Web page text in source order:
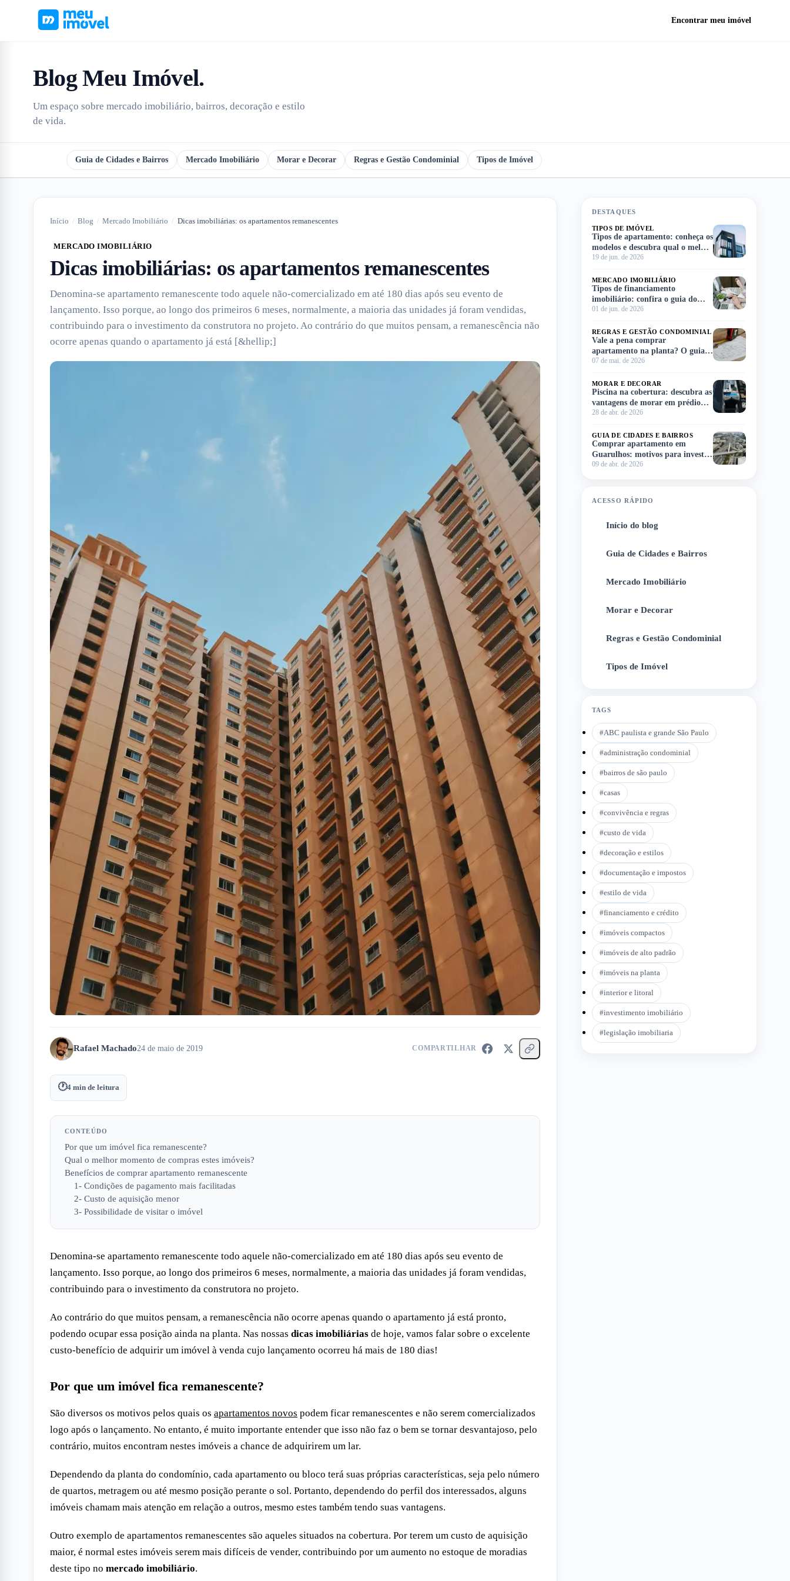
Encontrar meu imóvel
Blog Meu Imóvel.
Um espaço sobre mercado imobiliário, bairros, decoração e estilo
de vida.
Guia de Cidades e Bairros Mercado Imobiliário Morar e Decorar Regras e Gestão Condominial Tipos de Imóvel
Início / Blog / Mercado Imobiliário / Dicas imobiliárias: os apartamentos remanescentes
MERCADO IMOBILIÁRIO
Dicas imobiliárias: os apartamentos remanescentes
Denomina-se apartamento remanescente todo aquele não-comercializado em até 180 dias após seu evento de
lançamento. Isso porque, ao longo dos primeiros 6 meses, normalmente, a maioria das unidades já foram vendidas,
contribuindo para o investimento da construtora no projeto. Ao contrário do que muitos pensam, a remanescência não
ocorre apenas quando o apartamento já está [&hellip;]
Rafael Machado24 de maio de 2019 COMPARTILHAR
🕐4 min de leitura
CONTEÚDO
Por que um imóvel fica remanescente?
Qual o melhor momento de compras estes imóveis?
Benefícios de comprar apartamento remanescente
1- Condições de pagamento mais facilitadas
2- Custo de aquisição menor
3- Possibilidade de visitar o imóvel
Denomina-se apartamento remanescente todo aquele não-comercializado em até 180 dias após seu evento de
lançamento. Isso porque, ao longo dos primeiros 6 meses, normalmente, a maioria das unidades já foram vendidas,
contribuindo para o investimento da construtora no projeto.
Ao contrário do que muitos pensam, a remanescência não ocorre apenas quando o apartamento já está pronto,
podendo ocupar essa posição ainda na planta. Nas nossas dicas imobiliárias de hoje, vamos falar sobre o excelente
custo-benefício de adquirir um imóvel à venda cujo lançamento ocorreu há mais de 180 dias!
Por que um imóvel fica remanescente?
São diversos os motivos pelos quais os apartamentos novos podem ficar remanescentes e não serem comercializados
logo após o lançamento. No entanto, é muito importante entender que isso não faz o bem se tornar desvantajoso, pelo
contrário, muitos encontram nestes imóveis a chance de adquirirem um lar.
Dependendo da planta do condomínio, cada apartamento ou bloco terá suas próprias características, seja pelo número
de quartos, metragem ou até mesmo posição perante o sol. Portanto, dependendo do perfil dos interessados, alguns
imóveis chamam mais atenção em relação a outros, mesmo estes também tendo suas vantagens.
Outro exemplo de apartamentos remanescentes são aqueles situados na cobertura. Por terem um custo de aquisição
maior, é normal estes imóveis serem mais difíceis de vender, contribuindo por um aumento no estoque de moradias
deste tipo no mercado imobiliário.
DESTAQUES
TIPOS DE IMÓVEL
Tipos de apartamento: conheça os
modelos e descubra qual o melhor
para você
19 de jun. de 2026
MERCADO IMOBILIÁRIO
Tipos de financiamento
imobiliário: confira o guia do
Meu Imóvel e escolha o ideal para
01 de jun. de 2026
REGRAS E GESTÃO CONDOMINIAL
Vale a pena comprar
apartamento na planta? O guia
completo para você decidir sem
07 de mai. de 2026
MORAR E DECORAR
Piscina na cobertura: descubra as
vantagens de morar em prédio
com lazer no rooftop
28 de abr. de 2026
GUIA DE CIDADES E BAIRROS
Comprar apartamento em
Guarulhos: motivos para investir
na região
09 de abr. de 2026
ACESSO RÁPIDO
Início do blog
Guia de Cidades e Bairros
Mercado Imobiliário
Morar e Decorar
Regras e Gestão Condominial
Tipos de Imóvel
TAGS
#ABC paulista e grande São Paulo
#administração condominial
#bairros de são paulo
#casas
#convivência e regras
#custo de vida
#decoração e estilos
#documentação e impostos
#estilo de vida
#financiamento e crédito
#imóveis compactos
#imóveis de alto padrão
#imóveis na planta
#interior e litoral
#investimento imobiliário
#legislação imobiliaria